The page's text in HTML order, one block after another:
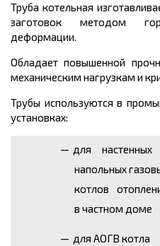
Труба котельная
заготовок методом
деформации.
Обладает повышенной
механическим нагрузкам и
Трубы используются в
установках:
для настенных
напольных
котлов
в частном доме
для АОГВ котла